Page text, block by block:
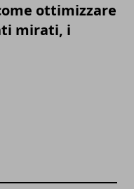
ottimizzare
mirati, i